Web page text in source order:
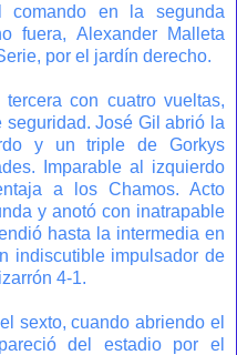
comando en la segunda
fuera, Alexander Malleta
por el jardín derecho.
con cuatro vueltas,
José Gil abrió la
y un triple de Gorkys
Imparable al izquierdo
a los Chamos. Acto
y anotó con inatrapable
hasta la intermedia en
indiscutible impulsador de
4-1.
sexto, cuando abriendo el
del estadio por el